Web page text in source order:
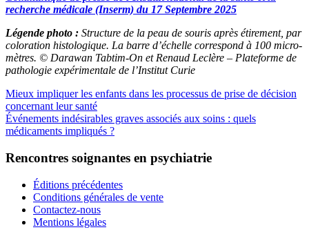
recherche médicale (Inserm) du 17 Septembre 2025
Légende photo : Structure de la peau de souris après étirement, par
coloration histologique. La barre d’échelle correspond à 100 micro-
mètres. © Darawan Tabtim-On et Renaud Leclère – Plateforme de
pathologie expérimentale de l’Institut Curie
Mieux impliquer les enfants dans les processus de prise de décision
concernant leur santé
Événements indésirables graves associés aux soins : quels
médicaments impliqués ?
Rencontres soignantes en psychiatrie
Éditions précédentes
Conditions générales de vente
Contactez-nous
Mentions légales